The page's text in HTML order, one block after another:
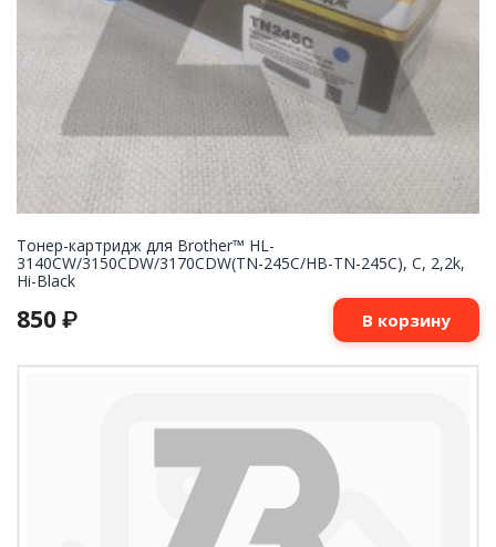
Тонер-картридж для Brother™ HL-
3140CW/3150CDW/3170CDW(TN-245C/HB-TN-245C), C, 2,2k,
Hi-Black
850 ₽ В корзину